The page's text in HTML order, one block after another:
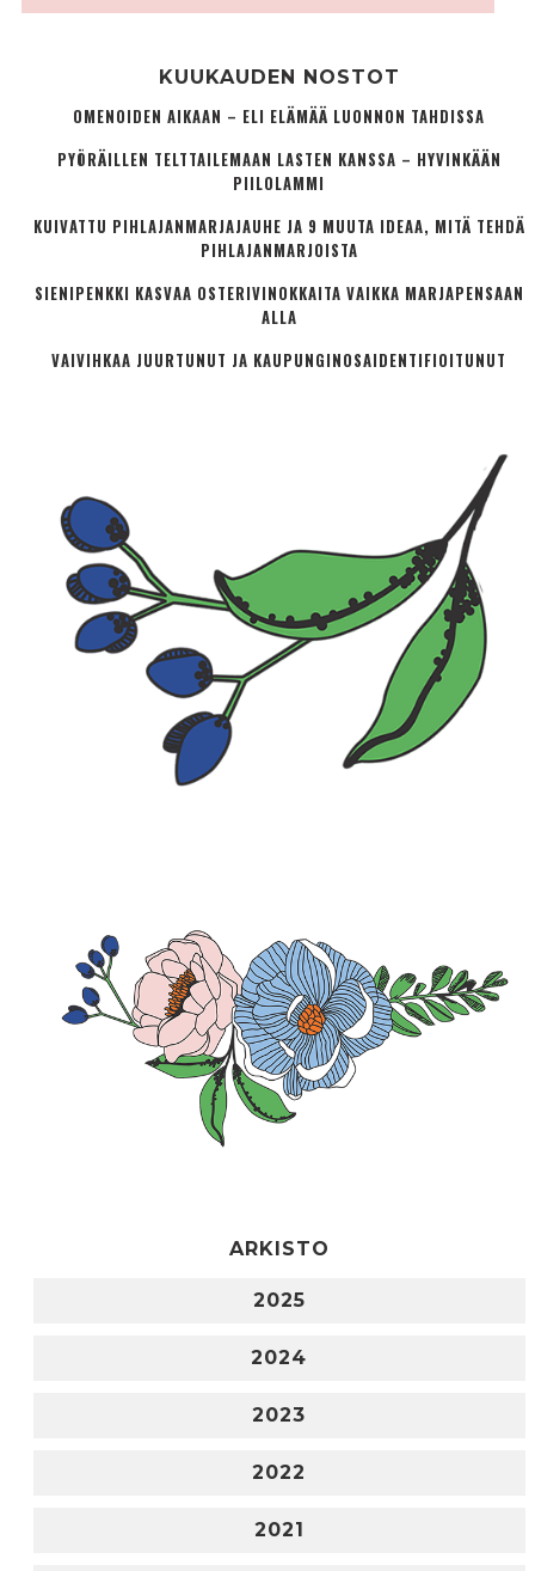
KUUKAUDEN NOSTOT
OMENOIDEN AIKAAN – ELI ELÄMÄÄ LUONNON TAHDISSA
PYÖRÄILLEN TELTTAILEMAAN LASTEN KANSSA – HYVINKÄÄN
PIILOLAMMI
KUIVATTU PIHLAJANMARJAJAUHE JA 9 MUUTA IDEAA, MITÄ TEHDÄ
PIHLAJANMARJOISTA
SIENIPENKKI KASVAA OSTERIVINOKKAITA VAIKKA MARJAPENSAAN
ALLA
VAIVIHKAA JUURTUNUT JA KAUPUNGINOSA­IDENTIFIOITUNUT
ARKISTO
2025
2024
2023
2022
2021